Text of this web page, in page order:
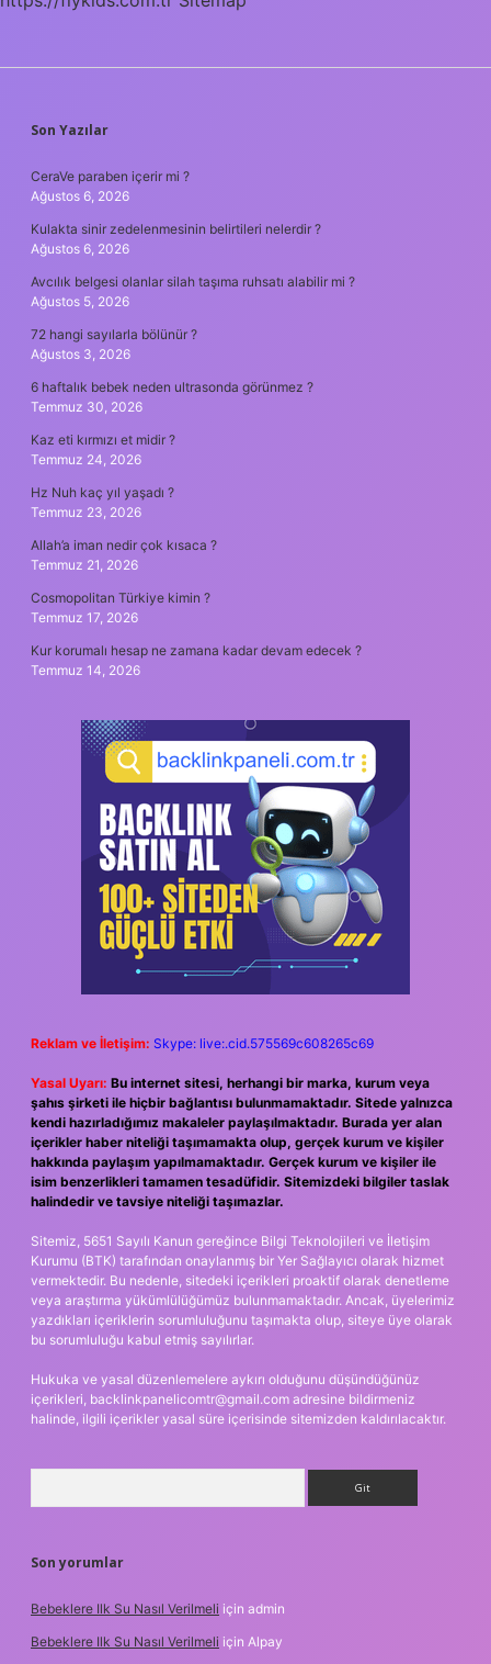
SIDEBAR
Son Yazılar
CeraVe paraben içerir mi ?
Ağustos 6, 2026
Kulakta sinir zedelenmesinin belirtileri nelerdir ?
Ağustos 6, 2026
Avcılık belgesi olanlar silah taşıma ruhsatı alabilir mi ?
Ağustos 5, 2026
72 hangi sayılarla bölünür ?
Ağustos 3, 2026
6 haftalık bebek neden ultrasonda görünmez ?
Temmuz 30, 2026
Kaz eti kırmızı et midir ?
Temmuz 24, 2026
Hz Nuh kaç yıl yaşadı ?
Temmuz 23, 2026
Allah’a iman nedir çok kısaca ?
Temmuz 21, 2026
Cosmopolitan Türkiye kimin ?
Temmuz 17, 2026
Kur korumalı hesap ne zamana kadar devam edecek ?
Temmuz 14, 2026
Reklam ve İletişim: Skype: live:.cid.575569c608265c69
Yasal Uyarı: Bu internet sitesi, herhangi bir marka, kurum veya
şahıs şirketi ile hiçbir bağlantısı bulunmamaktadır. Sitede yalnızca
kendi hazırladığımız makaleler paylaşılmaktadır. Burada yer alan
içerikler haber niteliği taşımamakta olup, gerçek kurum ve kişiler
hakkında paylaşım yapılmamaktadır. Gerçek kurum ve kişiler ile
isim benzerlikleri tamamen tesadüfidir. Sitemizdeki bilgiler taslak
halindedir ve tavsiye niteliği taşımazlar.
Sitemiz, 5651 Sayılı Kanun gereğince Bilgi Teknolojileri ve İletişim
Kurumu (BTK) tarafından onaylanmış bir Yer Sağlayıcı olarak hizmet
vermektedir. Bu nedenle, sitedeki içerikleri proaktif olarak denetleme
veya araştırma yükümlülüğümüz bulunmamaktadır. Ancak, üyelerimiz
yazdıkları içeriklerin sorumluluğunu taşımakta olup, siteye üye olarak
bu sorumluluğu kabul etmiş sayılırlar.
Hukuka ve yasal düzenlemelere aykırı olduğunu düşündüğünüz
içerikleri, backlinkpanelicomtr@gmail.com adresine bildirmeniz
halinde, ilgili içerikler yasal süre içerisinde sitemizden kaldırılacaktır.
Son yorumlar
Bebeklere Ilk Su Nasıl Verilmeli için admin
Bebeklere Ilk Su Nasıl Verilmeli için Alpay